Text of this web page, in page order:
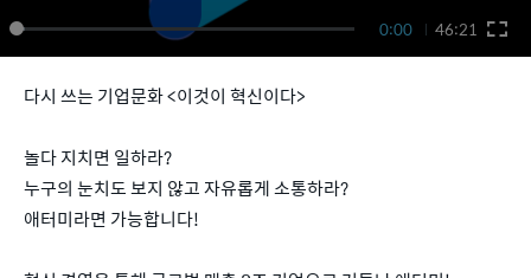
0:00 46:21
다시 쓰는 기업문화 <이것이 혁신이다>
놀다 지치면 일하라?
누구의 눈치도 보지 않고 자유롭게 소통하라?
애터미라면 가능합니다!